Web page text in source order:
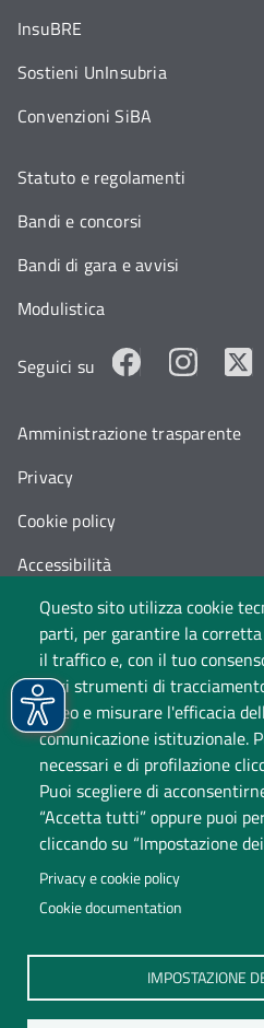
Questo sito utilizza cookie
parti, per garantire la
il traffico e, con il tuo
altri strumenti di
video e misurare l'efficacia
comunicazione istituzionale.
necessari e di profilazione
Puoi scegliere di
“Accetta tutti” oppure puoi
cliccando su “Impostazione
Privacy e cookie policy
Cookie documentation
IMPOSTAZIONE
Università degli Studi
Sede legale: via Ravasi 2,
P.IVA 02481820120
(C.F. 95039180120)
PEC: ateneo@
InsuBRE
Sostieni UnInsubria
Convenzioni SiBA
Statuto e regolamenti
Bandi e concorsi
Bandi di gara e avvisi
Modulistica
Seguici su
Amministrazione trasparente
Privacy
Cookie policy
Accessibilità
Cambia idea sui cookie
Dati di monitoraggio